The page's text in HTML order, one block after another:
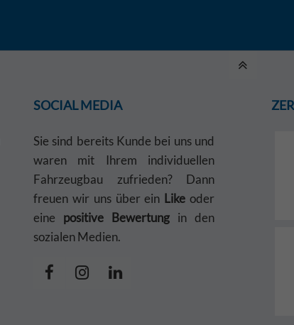
SOCIAL MEDIA
Sie sind bereits Kunde bei uns und
waren mit Ihrem individuellen
Fahrzeugbau zufrieden? Dann
freuen wir uns über ein Like oder
eine positive Bewertung in den
sozialen Medien.